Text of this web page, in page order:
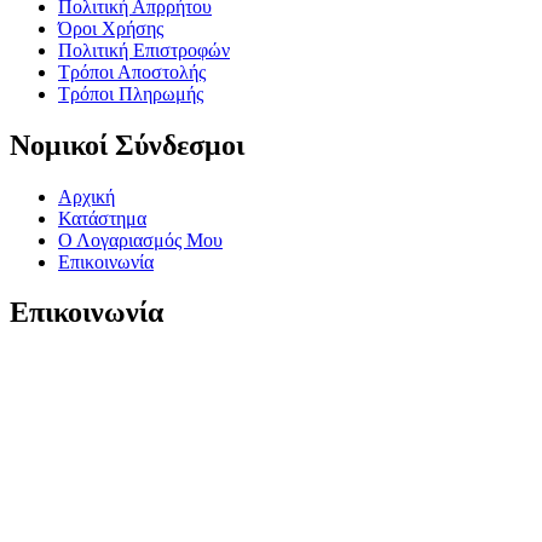
Πολιτική Απρρήτου
Όροι Χρήσης
Πολιτική Επιστροφών
Τρόποι Αποστολής
Τρόποι Πληρωμής
Νομικοί Σύνδεσμοι
Αρχική
Κατάστημα
Ο Λογαριασμός Μου
Επικοινωνία
Επικοινωνία